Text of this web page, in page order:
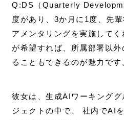
Q:DS（Quarterly
度があり、3か月に1度、先
アメンタリングを実施して
が希望すれば、所属部署以
ることもできるのが魅力です
彼女は、生成AIワーキング
ジェクトの中で、 社内でAI